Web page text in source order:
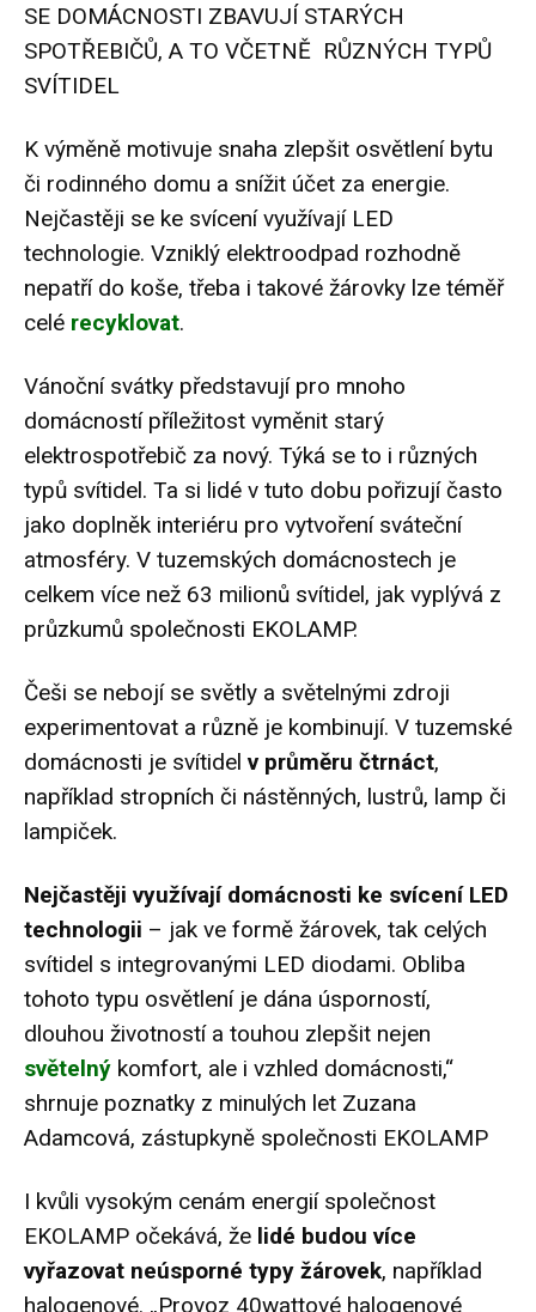
SE DOMÁCNOSTI ZBAVUJÍ STARÝCH
SPOTŘEBIČŮ, A TO VČETNĚ RŮZNÝCH TYPŮ
SVÍTIDEL
K výměně motivuje snaha zlepšit osvětlení bytu
či rodinného domu a snížit účet za energie.
Nejčastěji se ke svícení využívají LED
technologie. Vzniklý elektroodpad rozhodně
nepatří do koše, třeba i takové žárovky lze téměř
celé recyklovat.
Vánoční svátky představují pro mnoho
domácností příležitost vyměnit starý
elektrospotřebič za nový. Týká se to i různých
typů svítidel. Ta si lidé v tuto dobu pořizují často
jako doplněk interiéru pro vytvoření sváteční
atmosféry. V tuzemských domácnostech je
celkem více než 63 milionů svítidel, jak vyplývá z
průzkumů společnosti EKOLAMP.
Češi se nebojí se světly a světelnými zdroji
experimentovat a různě je kombinují. V tuzemské
domácnosti je svítidel v průměru čtrnáct,
například stropních či nástěnných, lustrů, lamp či
lampiček.
Nejčastěji využívají domácnosti ke svícení LED
technologii – jak ve formě žárovek, tak celých
svítidel s integrovanými LED diodami. Obliba
tohoto typu osvětlení je dána úsporností,
dlouhou životností a touhou zlepšit nejen
světelný komfort, ale i vzhled domácnosti,“
shrnuje poznatky z minulých let Zuzana
Adamcová, zástupkyně společnosti EKOLAMP
I kvůli vysokým cenám energií společnost
EKOLAMP očekává, že lidé budou více
vyřazovat neúsporné typy žárovek, například
halogenové. „Provoz 40wattové halogenové